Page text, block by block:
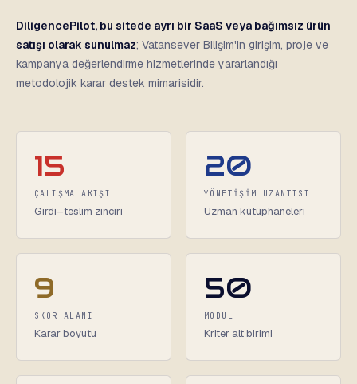
DiligencePilot, bu sitede ayrı bir SaaS veya bağımsız ürün
satışı olarak sunulmaz; Vatansever Bilişim'in girişim, proje ve
kampanya değerlendirme hizmetlerinde yararlandığı
metodolojik karar destek mimarisidir.
15
ÇALIŞMA AKIŞI
Girdi–teslim zinciri
20
YÖNETİŞİM UZANTISI
Uzman kütüphaneleri
9
SKOR ALANI
Karar boyutu
50
MODÜL
Kriter alt birimi